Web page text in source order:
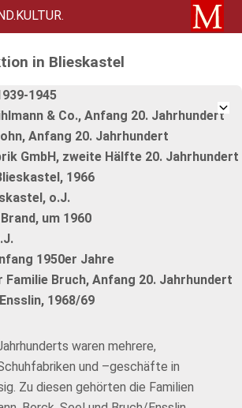
in Blieskastel
1945
& Co., Anfang 20. Jahrhundert
Anfang 20. Jahrhundert
GmbH, zweite Hälfte 20. Jahrhundert
1966
o.J.
um 1960
1950er Jahre
Bruch, Anfang 20. Jahrhundert
1968/69
waren mehrere,
und –geschäfte in
Zu diesen gehörten die Familien